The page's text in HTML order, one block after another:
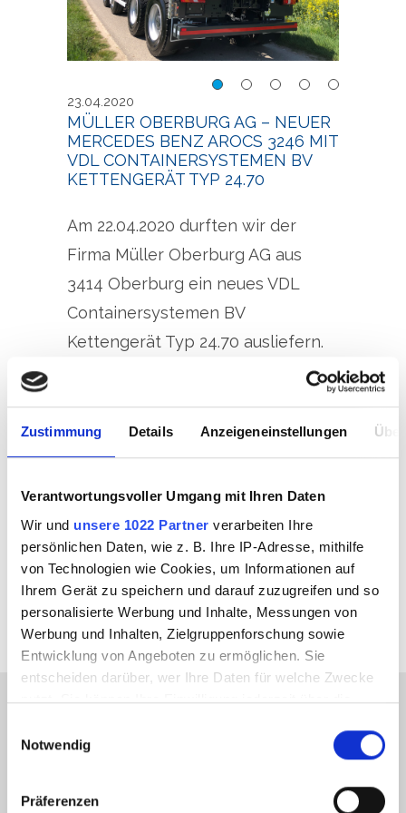
Zustimmung Details Anzeigeneinstellungen
Verantwortungsvoller Umgang mit Ihren Daten
Wir und unsere 1022 Partner verarbeiten Ihre
persönlichen Daten, wie z. B. Ihre IP-Adresse, mithilfe
von Technologien wie Cookies, um Informationen auf
Ihrem Gerät zu speichern und darauf zuzugreifen und so
personalisierte Werbung und Inhalte, Messungen von
Werbung und Inhalten, Zielgruppenforschung sowie
Entwicklung von Angeboten zu ermöglichen. Sie
entscheiden darüber, wer Ihre Daten für welche Zwecke
nutzt. Sie können Ihre Einwilligung jederzeit über die
Trigger Symbol ändern oder widerrufen
Notwendig
Präferenzen
Müller Oberburg AG –
Neuer Mercedes Benz
Arocs 3246 mit VDL
Containersystemen BV
23.04.2020
MÜLLER OBERBURG AG – NEUER
MERCEDES BENZ AROCS 3246 MIT
VDL CONTAINERSYSTEMEN BV
KETTENGERÄT TYP 24.70
Am 22.04.2020 durften wir der
Firma Müller Oberburg AG aus
3414 Oberburg ein neues VDL
Containersystemen BV
Kettengerät Typ 24.70 ausliefern.
Wir bedanken uns bei der Familie
Auftrag und wünschen allzeit viel
Erfolg und eine unfallfreie Fahrt.
Produkte im Einsatz